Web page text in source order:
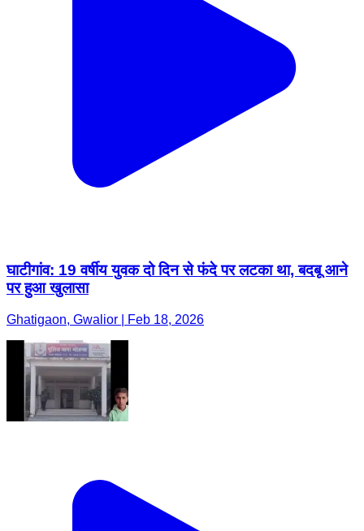
घाटीगांव: 19 वर्षीय युवक दो दिन से फंदे पर लटका था, बदबू आने
पर हुआ खुलासा
Ghatigaon, Gwalior | Feb 18, 2026